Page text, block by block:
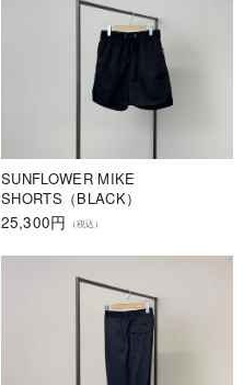
SUNFLOWER MIKE
SHORTS（BLACK）
25,300円
（税込）